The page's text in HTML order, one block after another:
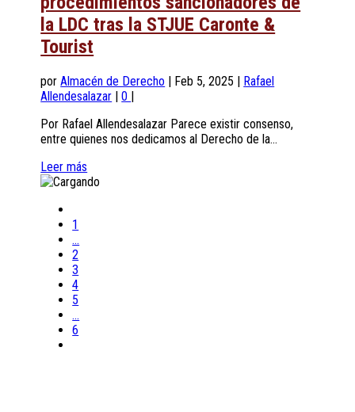
la LDC tras la STJUE Caronte &
Tourist
porAlmacén de Derecho Feb 5, 2025
Rafael
Allendesalazar |0
Por Rafael Allendesalazar Parece existir consenso,
entre quienes nos dedicamos al Derecho de la...
Leer más
1
...
2
3
4
5
...
6